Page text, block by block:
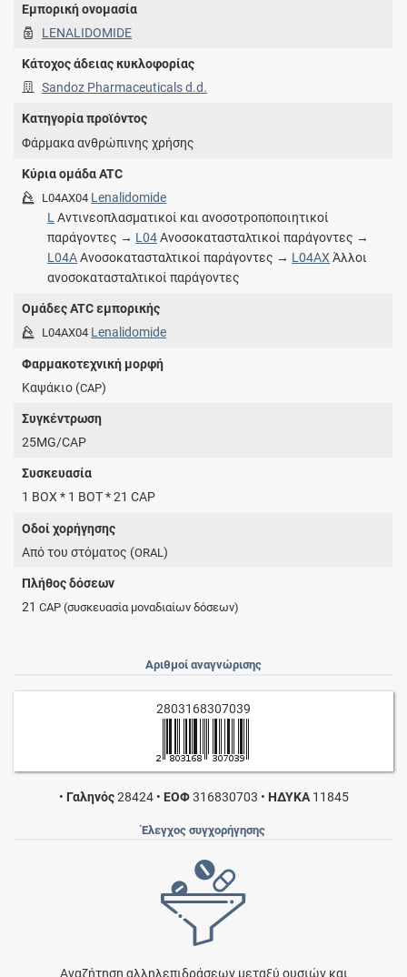
Εμπορική ονομασία
LENALIDOMIDE
Κάτοχος άδειας κυκλοφορίας
Sandoz Pharmaceuticals d.d.
Κατηγορία προϊόντος
Φάρμακα ανθρώπινης χρήσης
Κύρια ομάδα ATC
L04AX04 Lenalidomide
L Αντινεοπλασματικοί και ανοσοτροποποιητικοί
παράγοντες → L04Ανοσοκατασταλτικοί παράγοντες →
L04AΑνοσοκατασταλτικοί παράγοντες → L04AX Άλλοι
ανοσοκατασταλτικοί παράγοντες
Ομάδες ATC εμπορικής
L04AX04 Lenalidomide
Φαρμακοτεχνική μορφή
Καψάκιο (CAP)
Συγκέντρωση
25MG/CAP
Συσκευασία
1 BOX * 1 BOT * 21 CAP
Οδοί χορήγησης
Από του στόματος (ORAL )
Πλήθος δόσεων
21CAP (συσκευασία μοναδιαίων δόσεων)
Αριθμοί αναγνώρισης
2803168307039
• Γαληνός28424 • ΕΟΦ316830703 • ΗΔΥΚΑ11845
Έλεγχος συγχορήγησης
Αναζήτηση αλληλεπιδράσεων μεταξύ ουσιών και